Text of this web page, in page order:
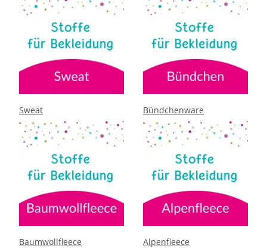
Sweat Bündchenware
Baumwollfleece Alpenfleece